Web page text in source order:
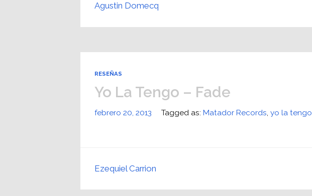
Agustin Domecq
RESEÑAS
Yo La Tengo – Fade
febrero 20, 2013 Tagged as: Matador Records,yo la tengo
Ezequiel Carrion